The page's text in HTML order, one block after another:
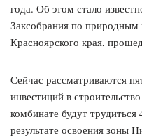
года. Об этом стало
Заксобрания по природным
Красноярского края,
Сейчас рассматриваются
инвестиций в
комбинате будут
результате освоения зоны